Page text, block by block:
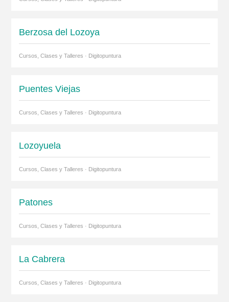
Berzosa del Lozoya
Cursos, Clases y Talleres · Digitopuntura
Puentes Viejas
Cursos, Clases y Talleres · Digitopuntura
Lozoyuela
Cursos, Clases y Talleres · Digitopuntura
Patones
Cursos, Clases y Talleres · Digitopuntura
La Cabrera
Cursos, Clases y Talleres · Digitopuntura